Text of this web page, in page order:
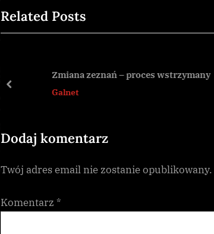
i
o
P
t
Related Posts
Zmiana zeznań – proces wstrzymany
prev
Dodaj komentarz
Twój adres email nie zostanie opublikowany.
Komentarz *